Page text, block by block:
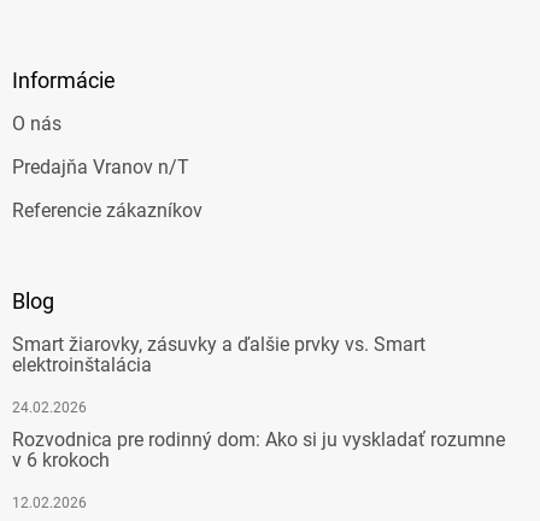
Informácie
O nás
Predajňa Vranov n/T
Referencie zákazníkov
Blog
Smart žiarovky, zásuvky a ďalšie prvky vs. Smart
elektroinštalácia
24.02.2026
Rozvodnica pre rodinný dom: Ako si ju vyskladať rozumne
v 6 krokoch
12.02.2026